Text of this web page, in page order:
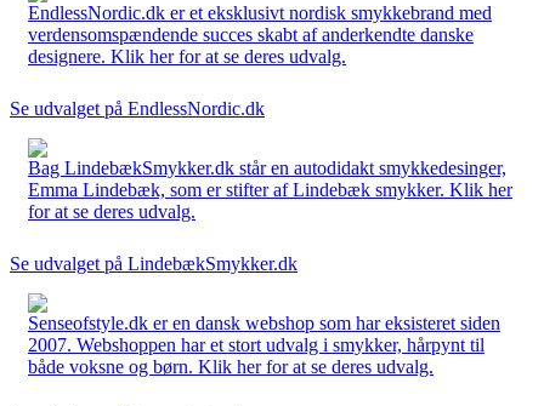
EndlessNordic.dk er et eksklusivt nordisk smykkebrand med
verdensomspændende succes skabt af anderkendte danske
designere. Klik her for at se deres udvalg.
Se udvalget på EndlessNordic.dk
Bag LindebækSmykker.dk står en autodidakt smykkedesinger,
Emma Lindebæk, som er stifter af Lindebæk smykker. Klik her
for at se deres udvalg.
Se udvalget på LindebækSmykker.dk
Senseofstyle.dk er en dansk webshop som har eksisteret siden
2007. Webshoppen har et stort udvalg i smykker, hårpynt til
både voksne og børn. Klik her for at se deres udvalg.